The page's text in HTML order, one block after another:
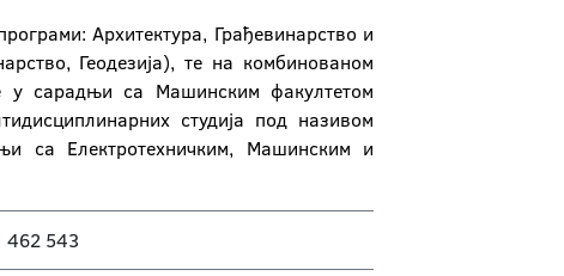
Архитектура, Грађевинарство и
Геодезија), те на комбинованом
у сарадњи са Машинским факултетом
студија под називом
са Електротехничким, Машинским и
462 543